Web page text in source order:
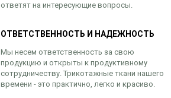
ответят на интересующие вопросы.
ОТВЕТСТВЕННОСТЬ И НАДЕЖНОСТЬ
Мы несем ответственность за свою
продукцию и открыты к продуктивному
сотрудничеству. Трикотажные ткани нашего
времени - это практично, легко и красиво.